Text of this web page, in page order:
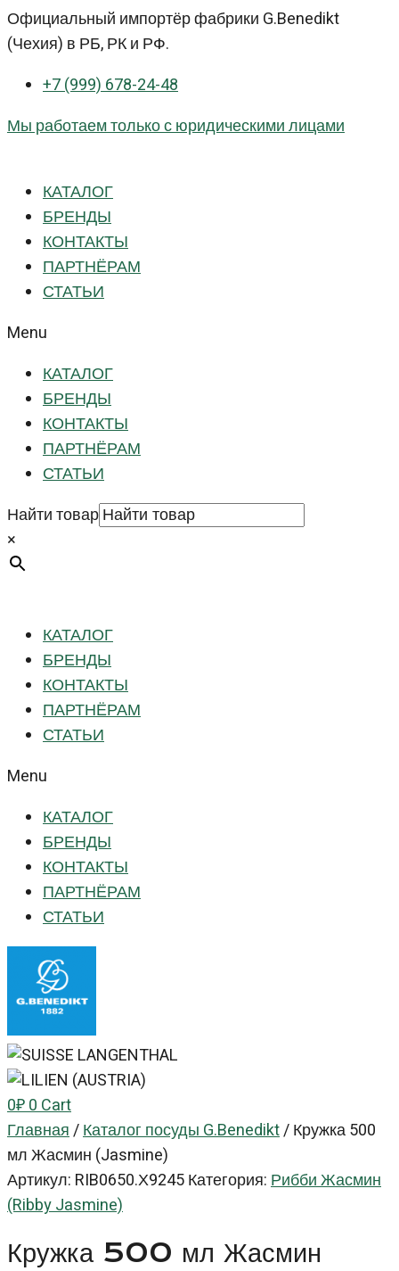
Перейти
к
Официальный импортёр фабрики G.Benedikt
(Чехия) в РБ, РК и РФ.
+7 (999) 678-24-48
Мы работаем только с юридическими лицами
КАТАЛОГ
БРЕНДЫ
КОНТАКТЫ
ПАРТНЁРАМ
СТАТЬИ
Menu
КАТАЛОГ
БРЕНДЫ
КОНТАКТЫ
ПАРТНЁРАМ
СТАТЬИ
Найти товар
×
КАТАЛОГ
БРЕНДЫ
КОНТАКТЫ
ПАРТНЁРАМ
СТАТЬИ
Menu
КАТАЛОГ
БРЕНДЫ
КОНТАКТЫ
ПАРТНЁРАМ
СТАТЬИ
0₽0Cart
Главная/Каталог посуды G.Benedikt/Кружка 500
мл Жасмин (Jasmine)
Артикул: RIB0650.Х9245Категория:Рибби Жасмин
(Ribby Jasmine)
Кружка 500 мл Жасмин